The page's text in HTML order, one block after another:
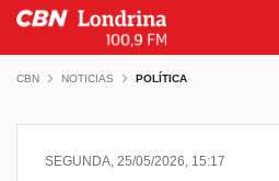
CBN NOTICIAS POLÍTICA
SEGUNDA, 25/05/2026, 15:17